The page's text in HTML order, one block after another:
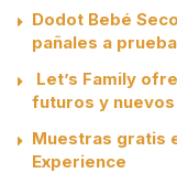
Dodot Bebé
pañales a
Let’s Family
futuros y
Muestras gratis
Experience